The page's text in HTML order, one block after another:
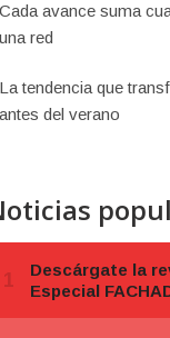
Cada avance suma
una red
La tendencia que
antes del verano